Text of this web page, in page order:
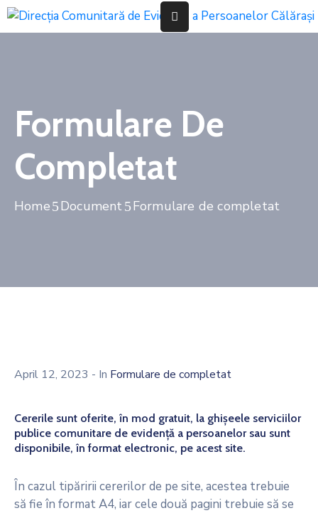
De
Interes
Despre
Stare
Formulare De
Completat
Home Document Formulare de completat
April 12, 2023 - In Formulare de completat
Cererile sunt oferite, în mod gratuit, la ghișeele serviciilor
publice comunitare de evidență a persoanelor sau sunt
disponibile, în format electronic, pe acest site.
În cazul tipăririi cererilor de pe site, acestea trebuie
să fie în format A4, iar cele două pagini trebuie să se